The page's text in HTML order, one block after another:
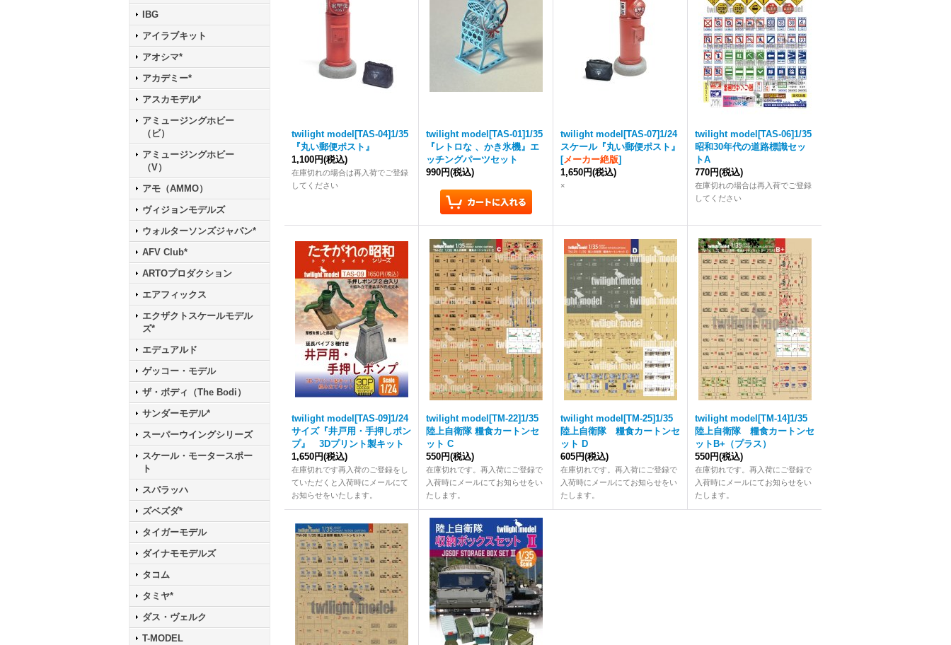
IBG
アイラブキット
アオシマ*
アカデミー*
アスカモデル*
アミュージングホビー
（ビ）
アミュージングホビー
（V）
アモ（AMMO）
ヴィジョンモデルズ
ウォルターソンズジャパン*
AFV Club*
ARTOプロダクション
エアフィックス
エクザクトスケールモデル
ズ*
エデュアルド
ゲッコー・モデル
ザ・ボディ（The Bodi）
サンダーモデル*
スーパーウイングシリーズ
スケール・モータースポー
ト
スパラッハ
ズベズダ*
タイガーモデル
ダイナモモデルズ
タコム
タミヤ*
ダス・ヴェルク
T-MODEL
twilight model[TAS-04]1/35
『丸い郵便ポスト』
1,100円(税込)
在庫切れの場合は再入荷でご登録
してください
twilight model[TAS-01]1/35
『レトロな 、かき氷機』エ
ッチングパーツセット
990円(税込)
twilight model[TAS-07]1/24
スケール『丸い郵便ポスト』
[メーカー絶版]
1,650円(税込)
×
twilight model[TAS-06]1/35
昭和30年代の道路標識セッ
トA
770円(税込)
在庫切れの場合は再入荷でご登録
してください
twilight model[TAS-09]1/24
サイズ『井戸用・手押しポン
プ』 3Dプリント製キット
1,650円(税込)
在庫切れです再入荷のご登録をし
ていただくと入荷時にメールにて
お知らせをいたします。
twilight model[TM-22]1/35
陸上自衛隊 糧食カートンセ
ット C
550円(税込)
在庫切れです。再入荷にご登録で
入荷時にメールにてお知らせをい
たします。
twilight model[TM-25]1/35
陸上自衛隊 糧食カートンセ
ット D
605円(税込)
在庫切れです。再入荷にご登録で
入荷時にメールにてお知らせをい
たします。
twilight model[TM-14]1/35
陸上自衛隊 糧食カートンセ
ットB+（プラス）
550円(税込)
在庫切れです。再入荷にご登録で
入荷時にメールにてお知らせをい
たします。